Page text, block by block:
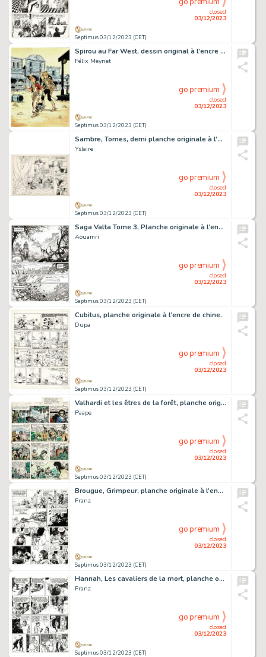
Septimus 03/12/2023 (CET)
closed
03/12/2023
Spirou au Far West, dessin original à l’encre de chine et à l’aquarelle en hommage à Franquin.
Félix Meynet
Septimus 03/12/2023 (CET)
closed
03/12/2023
go premium
Sambre, Tomes, demi planche originale à l’encre de chine sur calque.
Yslaire
Septimus 03/12/2023 (CET)
closed
03/12/2023
go premium
Saga Valta Tome 3, Planche originale à l’encre de chine pour cet album paru en 2017 au Lombard.
Aouamri
Septimus 03/12/2023 (CET)
closed
03/12/2023
go premium
Cubitus, planche originale à l’encre de chine.
Dupa
Septimus 03/12/2023 (CET)
closed
03/12/2023
go premium
Valhardi et les êtres de la forêt, planche originale à l’encre de chine et aux encres de couleurs publiée dans le journal Spirou en 1950.
Paape
Septimus 03/12/2023 (CET)
closed
03/12/2023
go premium
Brougue, Grimpeur, planche originale à l’encre de chine.
Franz
Septimus 03/12/2023 (CET)
closed
03/12/2023
go premium
Hannah, Les cavaliers de la mort, planche originale à l’encre de chine.
Franz
Septimus 03/12/2023 (CET)
closed
03/12/2023
go premium